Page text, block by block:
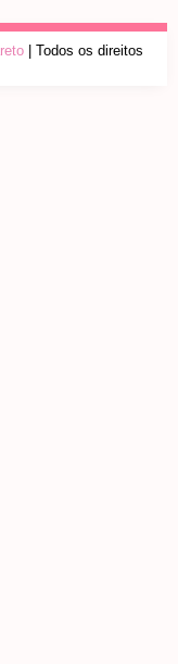
| Todos os direitos